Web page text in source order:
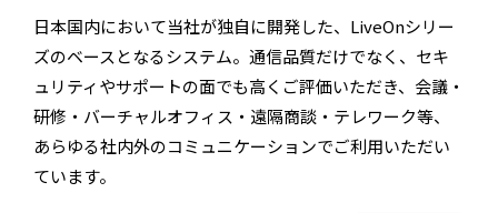
日本国内において当社が独自に開発した、LiveOnシリー
ズのベースとなるシステム。通信品質だけでなく、セキ
ュリティやサポートの面でも高くご評価いただき、会議・
研修・バーチャルオフィス・遠隔商談・テレワーク等、
あらゆる社内外のコミュニケーションでご利用いただい
ています。